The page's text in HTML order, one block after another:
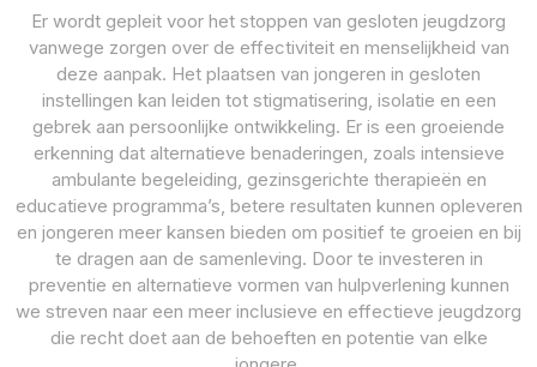
Er wordt gepleit voor het stoppen van gesloten jeugdzorg
vanwege zorgen over de effectiviteit en menselijkheid van
deze aanpak. Het plaatsen van jongeren in gesloten
instellingen kan leiden tot stigmatisering, isolatie en een
gebrek aan persoonlijke ontwikkeling. Er is een groeiende
erkenning dat alternatieve benaderingen, zoals intensieve
ambulante begeleiding, gezinsgerichte therapieën en
educatieve programma’s, betere resultaten kunnen opleveren
en jongeren meer kansen bieden om positief te groeien en bij
te dragen aan de samenleving. Door te investeren in
preventie en alternatieve vormen van hulpverlening kunnen
we streven naar een meer inclusieve en effectieve jeugdzorg
die recht doet aan de behoeften en potentie van elke